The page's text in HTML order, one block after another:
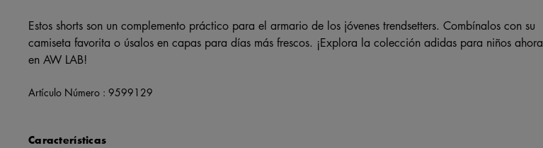
Estos shorts son un complemento práctico para el armario de los jóvenes trendsetters. Combínalos con su
camiseta favorita o úsalos en capas para días más frescos. ¡Explora la colección adidas para niños ahora
en AW LAB!
Artículo Número : 9599129
Características